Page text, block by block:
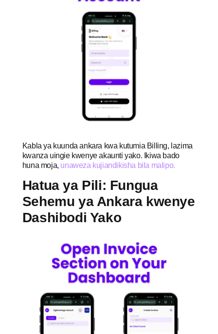
Kabla ya kuunda ankara kwa kutumia Billing, lazima
kwanza uingie kwenye akaunti yako. Ikiwa bado
huna moja, unaweza kujiandikisha bila malipo.
Hatua ya Pili: Fungua
Sehemu ya Ankara kwenye
Dashibodi Yako